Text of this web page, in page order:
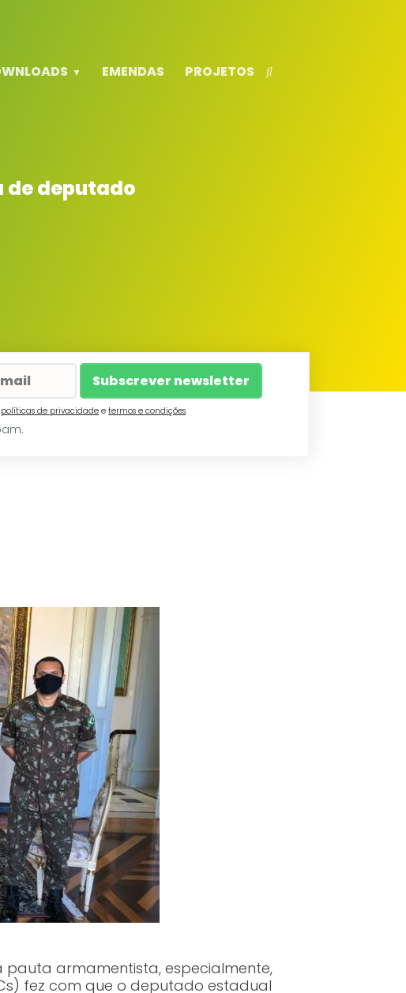
EMENDAS PROJETOS
de deputado
políticas de privacidade e termos e condições.
armamentista, especialmente,
fez com que o deputado estadual